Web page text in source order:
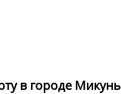
в городе Микунь